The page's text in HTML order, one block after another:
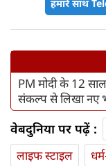
हमारे साथ
PM मोदी के 12
संकल्प से लिखा नए
वेबदुनिया पर पढ़ें :
लाइफ स्‍टाइल